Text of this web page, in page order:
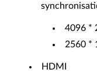
4096 *
2560 *
HDMI